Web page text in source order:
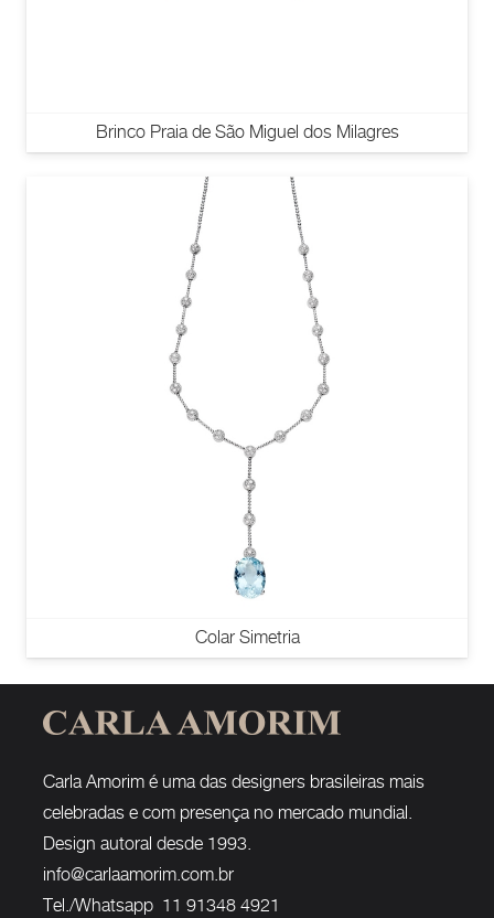
Brinco Praia de São Miguel dos Milagres
Colar Simetria
Carla Amorim é uma das designers brasileiras mais
celebradas e com presença no mercado mundial.
Design autoral desde 1993.
info@carlaamorim.com.br
Tel./Whatsapp 11 91348 4921